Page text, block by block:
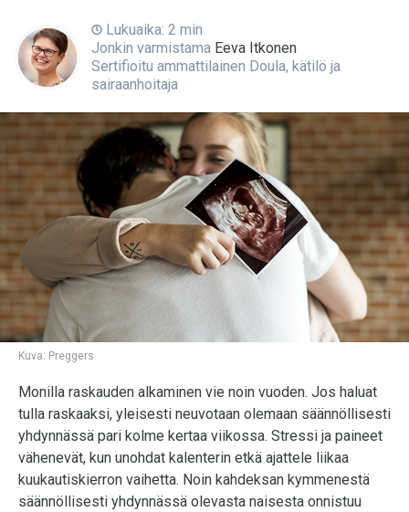
Lukuaika: 2 min
Jonkin varmistama Eeva Itkonen
Sertifioitu ammattilainen Doula, kätilö ja
sairaanhoitaja
Kuva: Preggers
Monilla raskauden alkaminen vie noin vuoden. Jos haluat
tulla raskaaksi, yleisesti neuvotaan olemaan säännöllisesti
yhdynnässä pari kolme kertaa viikossa. Stressi ja paineet
vähenevät, kun unohdat kalenterin etkä ajattele liikaa
kuukautiskierron vaihetta. Noin kahdeksan kymmenestä
säännöllisesti yhdynnässä olevasta naisesta onnistuu